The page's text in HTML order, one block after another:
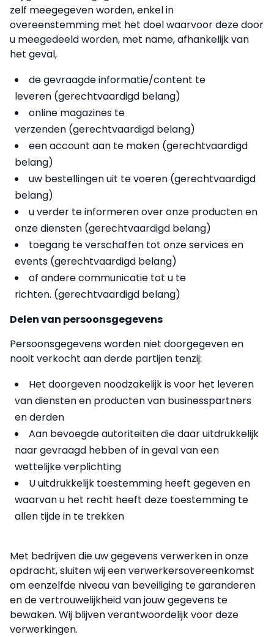
zelf meegegeven worden, enkel in
overeenstemming met het doel waarvoor deze door
u meegedeeld worden, met name, afhankelijk van
het geval,
de gevraagde informatie/content te
leveren (gerechtvaardigd belang)
online magazines te
verzenden (gerechtvaardigd belang)
een account aan te maken (gerechtvaardigd
belang)
uw bestellingen uit te voeren (gerechtvaardigd
belang)
u verder te informeren over onze producten en
onze diensten (gerechtvaardigd belang)
toegang te verschaffen tot onze services en
events (gerechtvaardigd belang)
of andere communicatie tot u te
richten. (gerechtvaardigd belang)
Delen van persoonsgegevens
Persoonsgegevens worden niet doorgegeven en
nooit verkocht aan derde partijen tenzij:
Het doorgeven noodzakelijk is voor het leveren
van diensten en producten van businesspartners
en derden
Aan bevoegde autoriteiten die daar uitdrukkelijk
naar gevraagd hebben of in geval van een
wettelijke verplichting
U uitdrukkelijk toestemming heeft gegeven en
waarvan u het recht heeft deze toestemming te
allen tijde in te trekken
Met bedrijven die uw gegevens verwerken in onze
opdracht, sluiten wij een verwerkersovereenkomst
om eenzelfde niveau van beveiliging te garanderen
en de vertrouwelijkheid van jouw gegevens te
bewaken. Wij blijven verantwoordelijk voor deze
verwerkingen.